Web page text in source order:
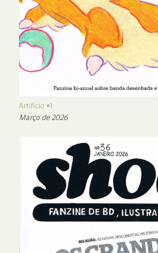
Artifício #1
Março de 2026